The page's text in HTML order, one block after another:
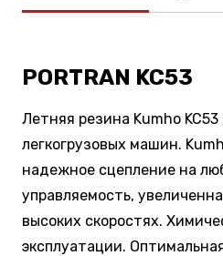
PORTRAN KC53
Летняя резина Kumho
легкогрузовых машин.
надежное сцепление на
управляемость,
высоких скоростях.
эксплуатации.